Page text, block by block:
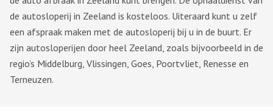
de autosloperij in Zeeland is kosteloos. Uiteraard kunt u zelf
een afspraak maken met de autosloperij bij u in de buurt. Er
zijn autosloperijen door heel Zeeland, zoals bijvoorbeeld in de
regio’s Middelburg, Vlissingen, Goes, Poortvliet, Renesse en
Terneuzen.